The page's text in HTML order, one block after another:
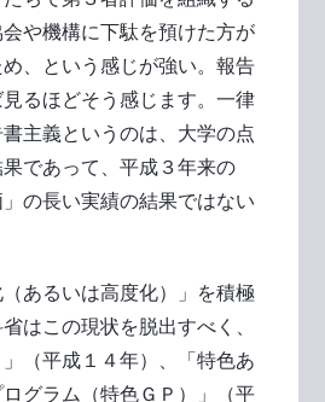
や機構に下駄を預けた方が
、という感じが強い。報告
るほどそう感じます。一律
主義というのは、大学の点
であって、平成３年来の
」の長い実績の結果ではない
（あるいは高度化）」を積極
はこの現状を脱出すべく、
」（平成１４年）、「特色あ
グラム（特色ＧＰ）」（平